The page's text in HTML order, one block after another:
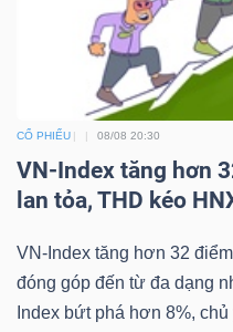
CỔ PHIẾU 08/08 20:30
VN-Index tăng hơn
lan tỏa, THD kéo
VN-Index tăng hơn 32
đóng góp đến từ đa dạng
Index bứt phá hơn 8%,